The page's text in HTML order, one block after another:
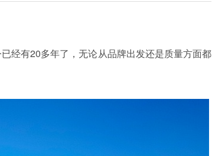
经有20多年了，无论从品牌出发还是质量方面都